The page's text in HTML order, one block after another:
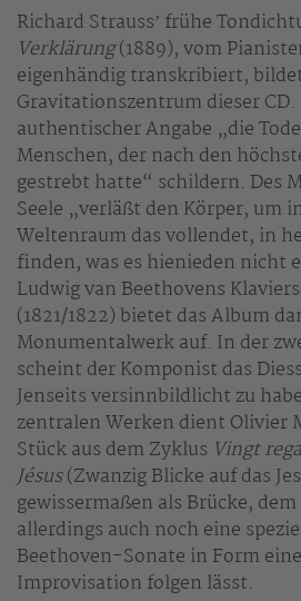
Richard Straussʼ frühe
Verklärung(1889), vom
eigenhändig transkribiert,
Gravitationszentrum dieser CD.
authentischer Angabe „die
Menschen, der nach den
gestrebt hatte“ schildern. Des
Seele „verläßt den Körper, um
Weltenraum das vollendet, in
finden, was es hienieden nicht
Ludwig van Beethovens
(1821/1822) bietet das Album
Monumentalwerk auf. In der
scheint der Komponist das
Jenseits versinnbildlicht zu
zentralen Werken dient Olivier
Stück aus dem Zyklus Vingt
Jésus(Zwanzig Blicke auf das
gewissermaßen als Brücke,
allerdings auch noch eine
Beethoven-Sonate in Form
Improvisation folgen lässt.